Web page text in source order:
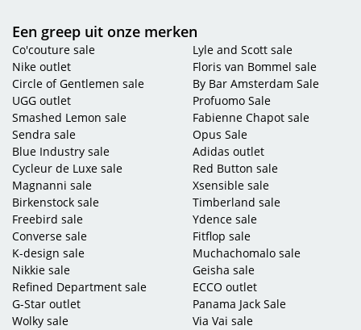
sneakers en nog veel meer schoenen tegen hele scherpe prijzen! Maak jouw outfit
compleet met de schoenen van Gabor uit onze outlet To Be Dressed is niet voor niets dé
Gabor outlet van Nederland!
Heb je binnen ons Gabor assortiment niet gevonden waar je naar op zoek was? Neem
dan een kijkje tussen ons totale assortiment aan
schoenen
of zoek specifiek op
damesschoenen
kinderschoenen. En is Gabor toch niet jouw
merk kijk dan eens bij een van onze anderetopmerken zoals
Durea schoenen
! Wist jij dat we ook enorm veel Birkenstock aanbiedingen
Naast schoenen ook nog op zoek naar een leuke outfit? Ook daarvoor ben je bij To Be
Dressed op het juiste adres. Bekijk onze online kleding outlet met een uitgebreid
assortiment aan kleding voor
vrouwen en kinderen ( jongens
Een greep uit onze merken
Co'couture sale
Nike outlet
Circle of Gentlemen sale
UGG outlet
Smashed Lemon sale
Sendra sale
Blue Industry sale
Cycleur de Luxe sale
Magnanni sale
Birkenstock sale
Freebird sale
Converse sale
K-design sale
Nikkie sale
Refined Department sale
Lyle and Scott sale
Floris van Bommel sale
By Bar Amsterdam Sale
Profuomo Sale
Fabienne Chapot sale
Opus Sale
Adidas outlet
Red Button sale
Xsensible sale
Timberland sale
Ydence sale
Fitflop sale
Muchachomalo sale
Geisha sale
ECCO outlet
G-Star outlet
Wolky sale
Panama Jack Sale
Via Vai sale